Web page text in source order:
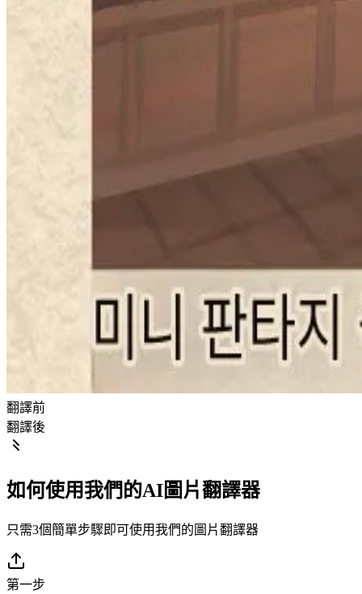
翻譯前
翻譯後
如何使用我們的AI圖片翻譯器
只需3個簡單步驟即可使用我們的圖片翻譯器
第一步